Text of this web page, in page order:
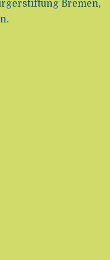
Bremen,